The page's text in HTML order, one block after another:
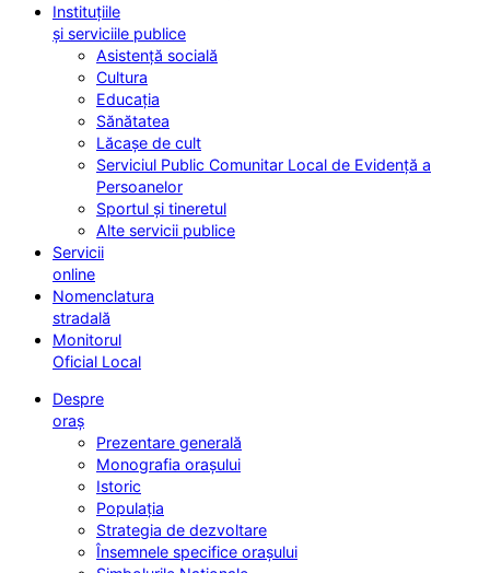
Instituțiile
și serviciile publice
Asistență socială
Cultura
Educația
Sănătatea
Lăcașe de cult
Serviciul Public Comunitar Local de Evidență a
Persoanelor
Sportul și tineretul
Alte servicii publice
Servicii
online
Nomenclatura
stradală
Monitorul
Oficial Local
Despre
oraș
Prezentare generală
Monografia orașului
Istoric
Populația
Strategia de dezvoltare
Însemnele specifice orașului